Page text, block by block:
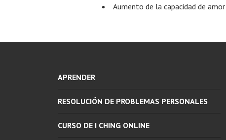
Aumento de la capacidad de
APRENDER
RESOLUCIÓN DE PROBLEMAS PERSONALES
CURSO DE I CHING ONLINE